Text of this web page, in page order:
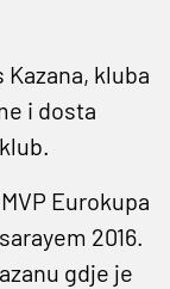
kluba
i dosta
Eurokupa
2016.
gdje je